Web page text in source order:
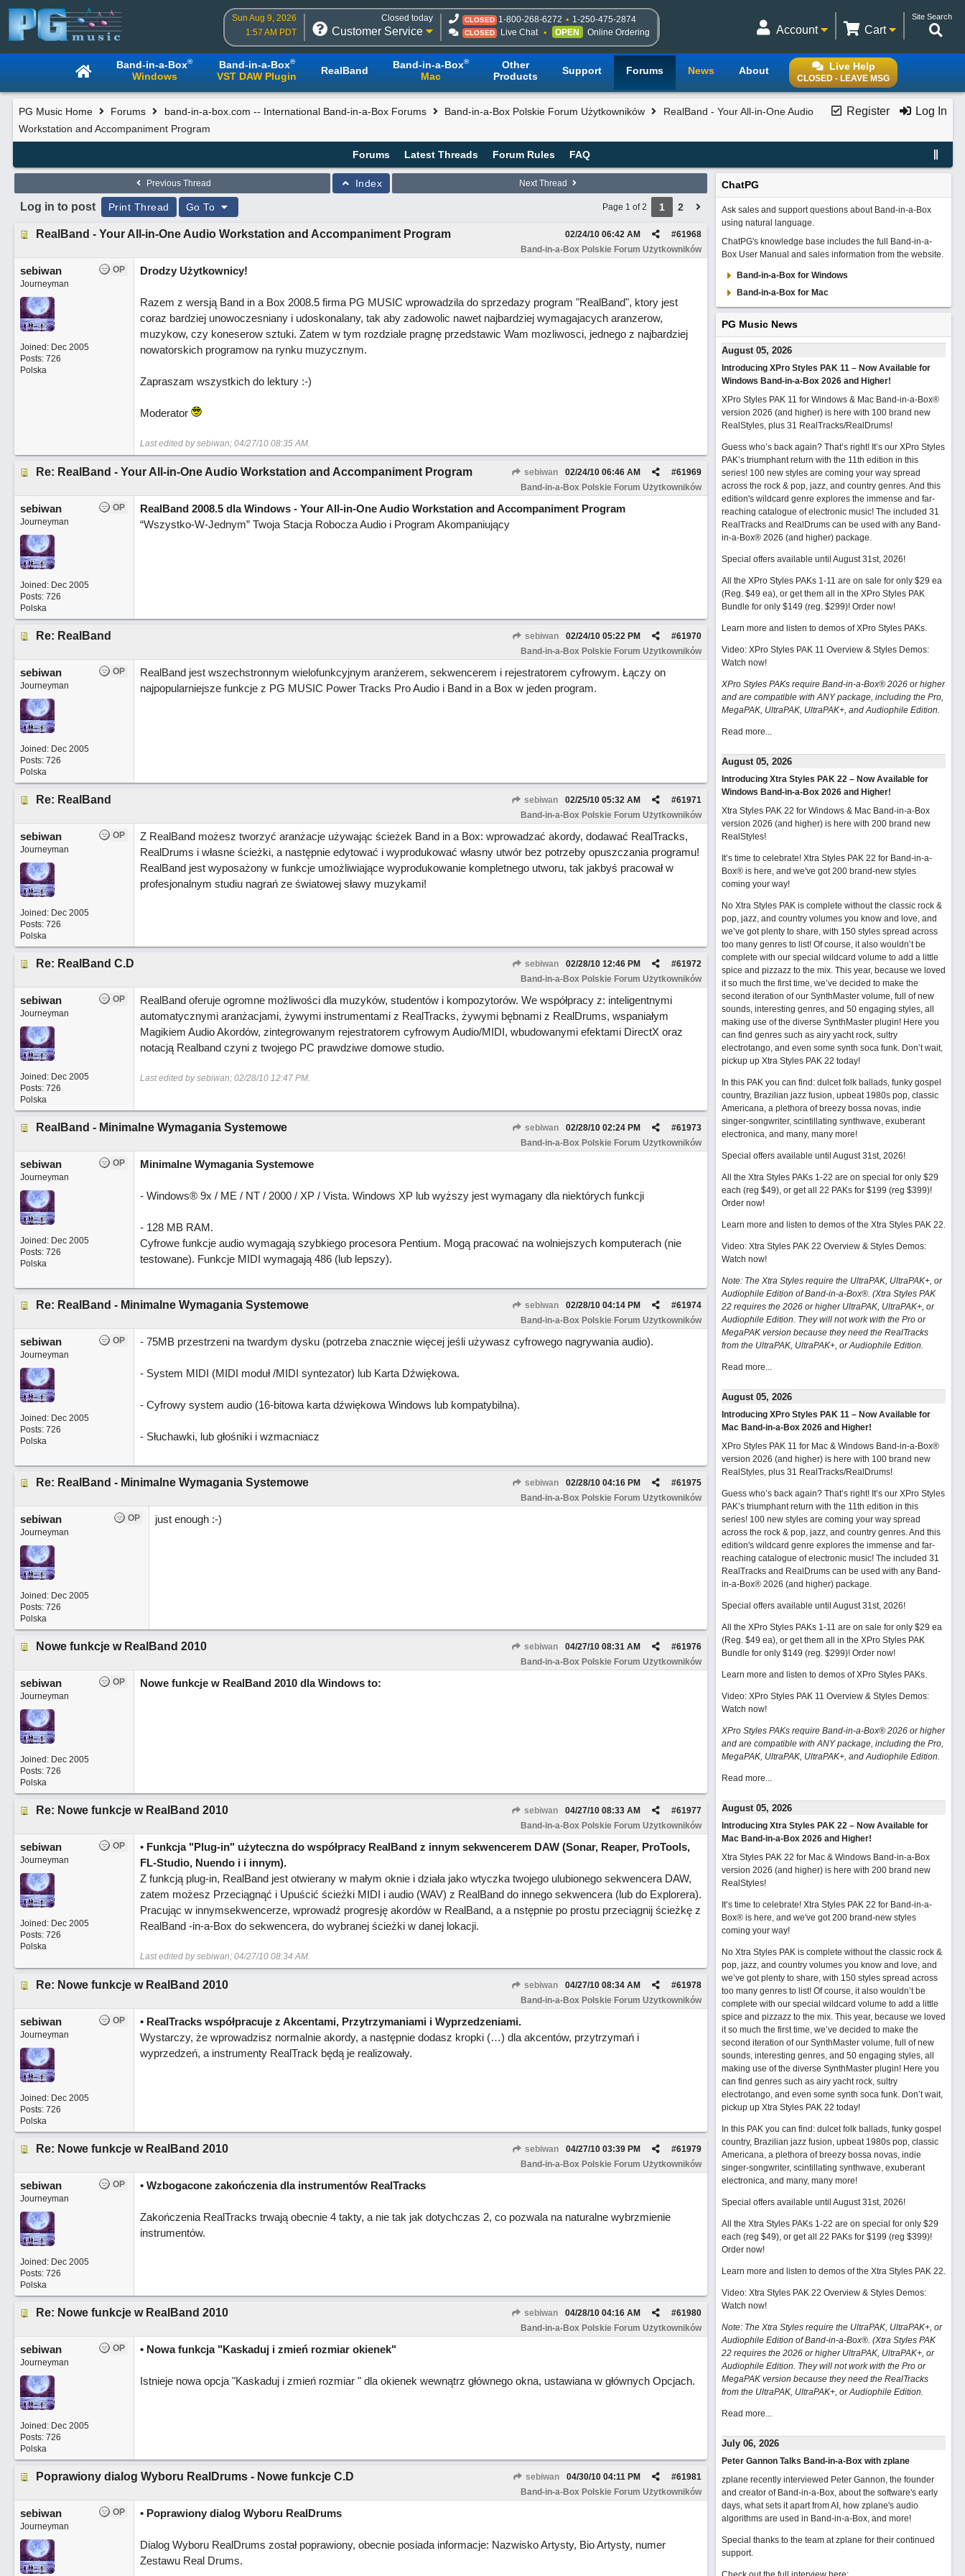
Sun Aug 9, 2026
1:57 AM PDT
Closed today
Customer Service
CLOSED 1-800-268-6272 1-250-475-2874
CLOSED Live Chat OPEN Online Ordering
Site Search
Cart
Account
Live Help
CLOSED - LEAVE MSG
Band-in-a-Box®
Windows
Band-in-a-Box®
VST DAW Plugin RealBand Band-in-a-Box®
Mac
Other
Products
Support Forums News About
Register Log In
PG Music Home Forums band-in-a-box.com -- International Band-in-a-Box Forums Band-in-a-Box Polskie Forum Użytkowników
RealBand - Your All-in-One Audio
Workstation and Accompaniment Program
Forums Latest Threads Forum Rules FAQ
Previous Thread Index Next Thread
Log in to post Print Thread Go To Page 1 of 2 1 2
RealBand - Your All-in-One Audio Workstation and Accompaniment Program #61968
02/24/10 06:42 AM
Band-in-a-Box Polskie Forum Użytkowników
OP
sebiwan
Journeyman
Joined: Dec 2005
Posts: 726
Polska
Drodzy Użytkownicy!
Razem z wersją Band in a Box 2008.5 firma PG MUSIC wprowadzila do sprzedazy program "RealBand", ktory jest
coraz bardziej unowoczesniany i udoskonalany, tak aby zadowolic nawet najbardziej wymagajacych aranzerow,
muzykow, czy koneserow sztuki. Zatem w tym rozdziale pragnę przedstawic Wam mozliwosci, jednego z najbardziej
nowatorskich programow na rynku muzycznym.
Zapraszam wszystkich do lektury :-)
Moderator
Last edited by sebiwan; 04/27/10 08:35 AM.
Re: RealBand - Your All-in-One Audio Workstation and Accompaniment Program sebiwan #61969
02/24/10 06:46 AM
Band-in-a-Box Polskie Forum Użytkowników
OP
sebiwan
Journeyman
Joined: Dec 2005
Posts: 726
Polska
RealBand 2008.5 dla Windows - Your All-in-One Audio Workstation and Accompaniment Program
“Wszystko-W-Jednym” Twoja Stacja Robocza Audio i Program Akompaniujący
Re: RealBand sebiwan #61970
02/24/10 05:22 PM
Band-in-a-Box Polskie Forum Użytkowników
OP
sebiwan
Journeyman
Joined: Dec 2005
Posts: 726
Polska
RealBand jest wszechstronnym wielofunkcyjnym aranżerem, sekwencerem i rejestratorem cyfrowym. Łączy on
najpopularniejsze funkcje z PG MUSIC Power Tracks Pro Audio i Band in a Box w jeden program.
Re: RealBand sebiwan #61971
02/25/10 05:32 AM
Band-in-a-Box Polskie Forum Użytkowników
OP
sebiwan
Journeyman
Joined: Dec 2005
Posts: 726
Polska
Z RealBand możesz tworzyć aranżacje używając ścieżek Band in a Box: wprowadzać akordy, dodawać RealTracks,
RealDrums i własne ścieżki, a następnie edytować i wyprodukować własny utwór bez potrzeby opuszczania programu!
RealBand jest wyposażony w funkcje umożliwiające wyprodukowanie kompletnego utworu, tak jakbyś pracował w
profesjonalnym studiu nagrań ze światowej sławy muzykami!
Re: RealBand C.D sebiwan #61972
02/28/10 12:46 PM
Band-in-a-Box Polskie Forum Użytkowników
OP
sebiwan
Journeyman
Joined: Dec 2005
Posts: 726
Polska
RealBand oferuje ogromne możliwości dla muzyków, studentów i kompozytorów. We współpracy z: inteligentnymi
automatycznymi aranżacjami, żywymi instrumentami z RealTracks, żywymi bębnami z RealDrums, wspaniałym
Magikiem Audio Akordów, zintegrowanym rejestratorem cyfrowym Audio/MIDI, wbudowanymi efektami DirectX oraz
notacją Realband czyni z twojego PC prawdziwe domowe studio.
Last edited by sebiwan; 02/28/10 12:47 PM.
RealBand - Minimalne Wymagania Systemowe sebiwan #61973
02/28/10 02:24 PM
Band-in-a-Box Polskie Forum Użytkowników
OP
sebiwan
Journeyman
Joined: Dec 2005
Posts: 726
Polska
Minimalne Wymagania Systemowe
- Windows® 9x / ME / NT / 2000 / XP / Vista. Windows XP lub wyższy jest wymagany dla niektórych funkcji
- 128 MB RAM.
Cyfrowe funkcje audio wymagają szybkiego procesora Pentium. Mogą pracować na wolniejszych komputerach (nie
testowane). Funkcje MIDI wymagają 486 (lub lepszy).
Re: RealBand - Minimalne Wymagania Systemowe sebiwan #61974
02/28/10 04:14 PM
Band-in-a-Box Polskie Forum Użytkowników
OP
sebiwan
Journeyman
Joined: Dec 2005
Posts: 726
Polska
- 75MB przestrzeni na twardym dysku (potrzeba znacznie więcej jeśli używasz cyfrowego nagrywania audio).
- System MIDI (MIDI moduł /MIDI syntezator) lub Karta Dźwiękowa.
- Cyfrowy system audio (16-bitowa karta dźwiękowa Windows lub kompatybilna).
- Słuchawki, lub głośniki i wzmacniacz
Re: RealBand - Minimalne Wymagania Systemowe sebiwan #61975
02/28/10 04:16 PM
Band-in-a-Box Polskie Forum Użytkowników
OP
sebiwan
Journeyman
Joined: Dec 2005
Posts: 726
Polska
just enough :-)
Nowe funkcje w RealBand 2010 sebiwan #61976
04/27/10 08:31 AM
Band-in-a-Box Polskie Forum Użytkowników
OP
sebiwan
Journeyman
Joined: Dec 2005
Posts: 726
Polska
Nowe funkcje w RealBand 2010 dla Windows to:
Re: Nowe funkcje w RealBand 2010 sebiwan #61977
04/27/10 08:33 AM
Band-in-a-Box Polskie Forum Użytkowników
OP
sebiwan
Journeyman
Joined: Dec 2005
Posts: 726
Polska
• Funkcja "Plug-in" użyteczna do współpracy RealBand z innym sekwencerem DAW (Sonar, Reaper, ProTools,
FL-Studio, Nuendo i i innym).
Z funkcją plug-in, RealBand jest otwierany w małym oknie i działa jako wtyczka twojego ulubionego sekwencera DAW,
zatem możesz Przeciągnąć i Upuścić ścieżki MIDI i audio (WAV) z RealBand do innego sekwencera (lub do Explorera).
Pracując w innymsekwencerze, wprowadź progresję akordów w RealBand, a a nstępnie po prostu przeciągnij ścieżkę z
RealBand -in-a-Box do sekwencera, do wybranej ścieżki w danej lokacji.
Last edited by sebiwan; 04/27/10 08:34 AM.
Re: Nowe funkcje w RealBand 2010 sebiwan #61978
04/27/10 08:34 AM
Band-in-a-Box Polskie Forum Użytkowników
OP
sebiwan
Journeyman
Joined: Dec 2005
Posts: 726
Polska
• RealTracks współpracuje z Akcentami, Przytrzymaniami i Wyprzedzeniami.
Wystarczy, że wprowadzisz normalnie akordy, a następnie dodasz kropki (…) dla akcentów, przytrzymań i
wyprzedzeń, a instrumenty RealTrack będą je realizowały.
Re: Nowe funkcje w RealBand 2010 sebiwan #61979
04/27/10 03:39 PM
Band-in-a-Box Polskie Forum Użytkowników
OP
sebiwan
Journeyman
Joined: Dec 2005
Posts: 726
Polska
• Wzbogacone zakończenia dla instrumentów RealTracks
Zakończenia RealTracks trwają obecnie 4 takty, a nie tak jak dotychczas 2, co pozwala na naturalne wybrzmienie
instrumentów.
Re: Nowe funkcje w RealBand 2010 sebiwan #61980
04/28/10 04:16 AM
Band-in-a-Box Polskie Forum Użytkowników
OP
sebiwan
Journeyman
Joined: Dec 2005
Posts: 726
Polska
• Nowa funkcja "Kaskaduj i zmień rozmiar okienek"
Istnieje nowa opcja "Kaskaduj i zmień rozmiar " dla okienek wewnątrz głównego okna, ustawiana w głównych Opcjach.
Poprawiony dialog Wyboru RealDrums - Nowe funkcje C.D sebiwan #61981
04/30/10 04:11 PM
Band-in-a-Box Polskie Forum Użytkowników
OP
sebiwan
Journeyman
• Poprawiony dialog Wyboru RealDrums
Dialog Wyboru RealDrums został poprawiony, obecnie posiada informacje: Nazwisko Artysty, Bio Artysty, numer
Zestawu Real Drums.
ChatPG
Ask sales and support questions about Band-in-a-Box
using natural language.
ChatPG's knowledge base includes the full Band-in-a-
Box User Manual and sales information from the website.
Band-in-a-Box for Windows
Band-in-a-Box for Mac
PG Music News
August 05, 2026
Introducing XPro Styles PAK 11 – Now Available for
Windows Band-in-a-Box 2026 and Higher!
XPro Styles PAK 11 for Windows & Mac Band-in-a-Box®
version 2026 (and higher) is here with 100 brand new
RealStyles, plus 31 RealTracks/RealDrums!
Guess who’s back again? That’s right! It’s our XPro Styles
PAK’s triumphant return with the 11th edition in this
series! 100 new styles are coming your way spread
across the rock & pop, jazz, and country genres. And this
edition's wildcard genre explores the immense and far-
reaching catalogue of electronic music! The included 31
RealTracks and RealDrums can be used with any Band-
in-a-Box® 2026 (and higher) package.
Special offers available until August 31st, 2026!
All the XPro Styles PAKs 1-11 are on sale for only $29 ea
(Reg. $49 ea), or get them all in the XPro Styles PAK
Bundle for only $149 (reg. $299)! Order now!
Learn more and listen to demos of XPro Styles PAKs.
Video: XPro Styles PAK 11 Overview & Styles Demos:
Watch now!
XPro Styles PAKs require Band-in-a-Box® 2026 or higher
and are compatible with ANY package, including the Pro,
MegaPAK, UltraPAK, UltraPAK+, and Audiophile Edition.
Read more...
August 05, 2026
Introducing Xtra Styles PAK 22 – Now Available for
Windows Band-in-a-Box 2026 and Higher!
Xtra Styles PAK 22 for Windows & Mac Band-in-a-Box
version 2026 (and higher) is here with 200 brand new
RealStyles!
It’s time to celebrate! Xtra Styles PAK 22 for Band-in-a-
Box® is here, and we've got 200 brand-new styles
coming your way!
No Xtra Styles PAK is complete without the classic rock &
pop, jazz, and country volumes you know and love, and
we’ve got plenty to share, with 150 styles spread across
too many genres to list! Of course, it also wouldn’t be
complete with our special wildcard volume to add a little
spice and pizzazz to the mix. This year, because we loved
it so much the first time, we’ve decided to make the
second iteration of our SynthMaster volume, full of new
sounds, interesting genres, and 50 engaging styles, all
making use of the diverse SynthMaster plugin! Here you
can find genres such as airy yacht rock, sultry
electrotango, and even some synth soca funk. Don’t wait,
pickup up Xtra Styles PAK 22 today!
In this PAK you can find: dulcet folk ballads, funky gospel
country, Brazilian jazz fusion, upbeat 1980s pop, classic
Americana, a plethora of breezy bossa novas, indie
singer-songwriter, scintillating synthwave, exuberant
electronica, and many, many more!
Special offers available until August 31st, 2026!
All the Xtra Styles PAKs 1-22 are on special for only $29
each (reg $49), or get all 22 PAKs for $199 (reg $399)!
Order now!
Learn more and listen to demos of the Xtra Styles PAK 22.
Video: Xtra Styles PAK 22 Overview & Styles Demos:
Watch now!
Note: The Xtra Styles require the UltraPAK, UltraPAK+, or
Audiophile Edition of Band-in-a-Box®. (Xtra Styles PAK
22 requires the 2026 or higher UltraPAK, UltraPAK+, or
Audiophile Edition. They will not work with the Pro or
MegaPAK version because they need the RealTracks
from the UltraPAK, UltraPAK+, or Audiophile Edition.
Read more...
August 05, 2026
Introducing XPro Styles PAK 11 – Now Available for
Mac Band-in-a-Box 2026 and Higher!
XPro Styles PAK 11 for Mac & Windows Band-in-a-Box®
version 2026 (and higher) is here with 100 brand new
RealStyles, plus 31 RealTracks/RealDrums!
Guess who’s back again? That’s right! It’s our XPro Styles
PAK’s triumphant return with the 11th edition in this
series! 100 new styles are coming your way spread
across the rock & pop, jazz, and country genres. And this
edition's wildcard genre explores the immense and far-
reaching catalogue of electronic music! The included 31
RealTracks and RealDrums can be used with any Band-
in-a-Box® 2026 (and higher) package.
Special offers available until August 31st, 2026!
All the XPro Styles PAKs 1-11 are on sale for only $29 ea
(Reg. $49 ea), or get them all in the XPro Styles PAK
Bundle for only $149 (reg. $299)! Order now!
Learn more and listen to demos of XPro Styles PAKs.
Video: XPro Styles PAK 11 Overview & Styles Demos:
Watch now!
XPro Styles PAKs require Band-in-a-Box® 2026 or higher
and are compatible with ANY package, including the Pro,
MegaPAK, UltraPAK, UltraPAK+, and Audiophile Edition.
Read more...
August 05, 2026
Introducing Xtra Styles PAK 22 – Now Available for
Mac Band-in-a-Box 2026 and Higher!
Xtra Styles PAK 22 for Mac & Windows Band-in-a-Box
version 2026 (and higher) is here with 200 brand new
RealStyles!
It’s time to celebrate! Xtra Styles PAK 22 for Band-in-a-
Box® is here, and we've got 200 brand-new styles
coming your way!
No Xtra Styles PAK is complete without the classic rock &
pop, jazz, and country volumes you know and love, and
we’ve got plenty to share, with 150 styles spread across
too many genres to list! Of course, it also wouldn’t be
complete with our special wildcard volume to add a little
spice and pizzazz to the mix. This year, because we loved
it so much the first time, we’ve decided to make the
second iteration of our SynthMaster volume, full of new
sounds, interesting genres, and 50 engaging styles, all
making use of the diverse SynthMaster plugin! Here you
can find genres such as airy yacht rock, sultry
electrotango, and even some synth soca funk. Don’t wait,
pickup up Xtra Styles PAK 22 today!
In this PAK you can find: dulcet folk ballads, funky gospel
country, Brazilian jazz fusion, upbeat 1980s pop, classic
Americana, a plethora of breezy bossa novas, indie
singer-songwriter, scintillating synthwave, exuberant
electronica, and many, many more!
Special offers available until August 31st, 2026!
All the Xtra Styles PAKs 1-22 are on special for only $29
each (reg $49), or get all 22 PAKs for $199 (reg $399)!
Order now!
Learn more and listen to demos of the Xtra Styles PAK 22.
Video: Xtra Styles PAK 22 Overview & Styles Demos:
Watch now!
Note: The Xtra Styles require the UltraPAK, UltraPAK+, or
Audiophile Edition of Band-in-a-Box®. (Xtra Styles PAK
22 requires the 2026 or higher UltraPAK, UltraPAK+, or
Audiophile Edition. They will not work with the Pro or
MegaPAK version because they need the RealTracks
from the UltraPAK, UltraPAK+, or Audiophile Edition.
Read more...
July 06, 2026
Peter Gannon Talks Band-in-a-Box with zplane
zplane recently interviewed Peter Gannon, the founder
and creator of Band-in-a-Box, about the software's early
days, what sets it apart from AI, how zplane's audio
algorithms are used in Band-in-a-Box, and more!
Special thanks to the team at zplane for their continued
support.